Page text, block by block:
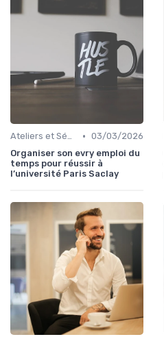
Ateliers et Séminaires de Formation • 03/03/2026
Organiser son evry emploi du
temps pour réussir à
l’université Paris Saclay